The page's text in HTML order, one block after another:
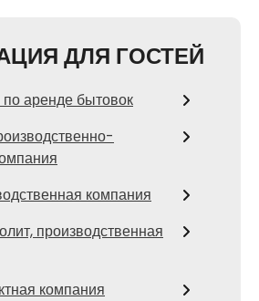
ДЛЯ ГОСТЕЙ
аренде бытовок
компания
производственная
компания